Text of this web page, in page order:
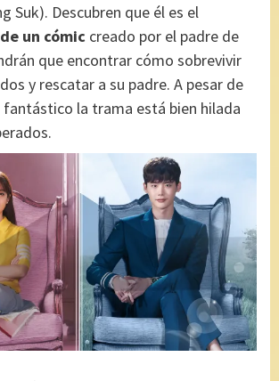
Suk). Descubren que él es el
un cómic creado por el padre de
que encontrar cómo sobrevivir
y rescatar a su padre. A pesar de
la trama está bien hilada